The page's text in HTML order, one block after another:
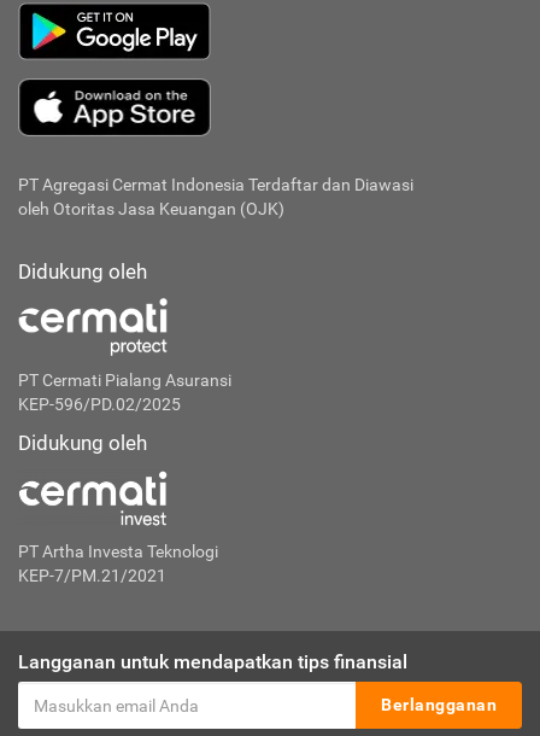
PT Agregasi Cermat Indonesia Terdaftar dan Diawasi
oleh Otoritas Jasa Keuangan (OJK)
Didukung oleh
PT Cermati Pialang Asuransi
KEP-596/PD.02/2025
Didukung oleh
PT Artha Investa Teknologi
KEP-7/PM.21/2021
Langganan untuk mendapatkan tips finansial
Berlangganan